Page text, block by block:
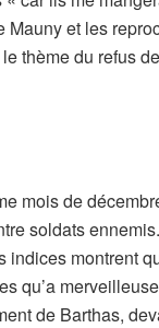
Mauny et les
thème du refus
mois de
soldats
indices montrent
qu’a
de Barthas,